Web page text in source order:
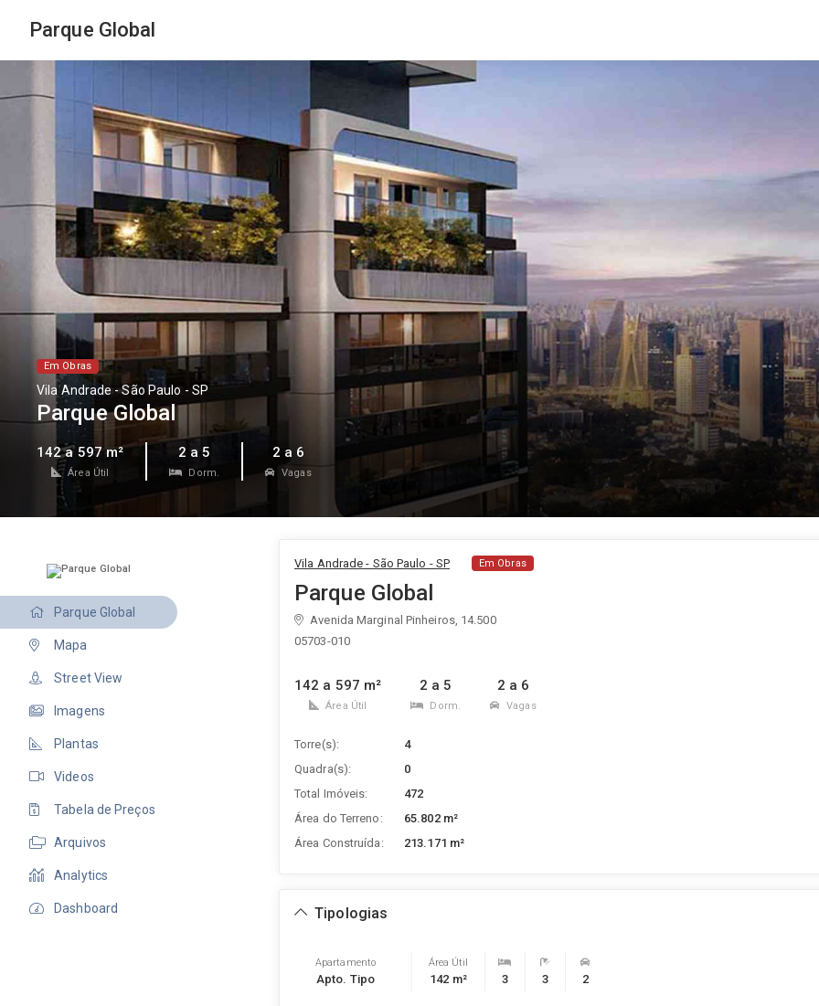
Parque Global
Em Obras
Vila Andrade - São Paulo - SP
Parque Global
142 a 597 m²
Área Útil
2 a 5
Dorm.
2 a 6
Vagas
Parque Global
Mapa
Street View
Imagens
Plantas
Videos
Tabela de Preços
Arquivos
Analytics
Dashboard
Vila Andrade - São Paulo - SP Em Obras
Parque Global
Avenida Marginal Pinheiros, 14.500
05703-010
142 a 597 m²
Área Útil
2 a 5
Dorm.
2 a 6
Vagas
Torre(s):
4
Quadra(s):
0
Total Imóveis:
472
Área do Terreno:
65.802 m²
Área Construída:
213.171 m²
Tipologias
Apartamento
Apto. Tipo
Área Útil
142 m² 3 3 2